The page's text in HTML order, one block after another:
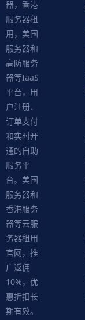
器，香港
服务器租
用，美国
服务器和
高防服务
器等IaaS
平台，用
户注册、
订单支付
和实时开
通的自助
服务平
台。美国
服务器和
香港服务
器等云服
务器租用
官网，推
广返佣
10%，优
惠折扣长
期有效。